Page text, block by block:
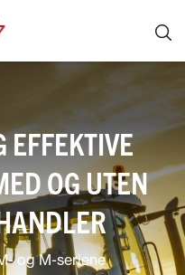
EFFEKTIVE
OG UTEN
og M-seriene